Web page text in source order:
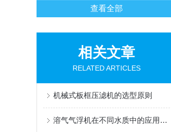
查看全部
相关文章
RELATED ARTICLES
机械式板框压滤机的选型原则
溶气气浮机在不同水质中的应用与效果